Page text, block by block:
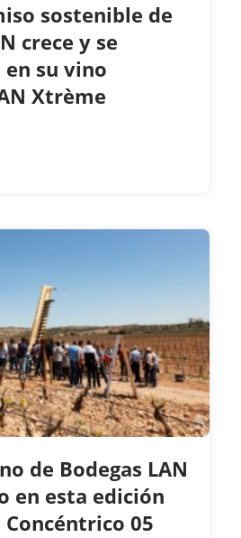
sostenible de
crece y se
su vino
Xtrème
de Bodegas LAN
en esta edición
05